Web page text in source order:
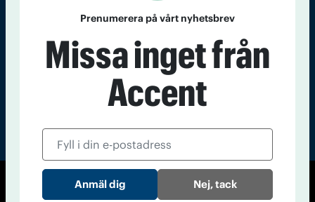
nummer av
© Tidningen Accent 2026
Prenumerera på vårt nyhetsbrev
Missa inget från
Accent
Nej, tack